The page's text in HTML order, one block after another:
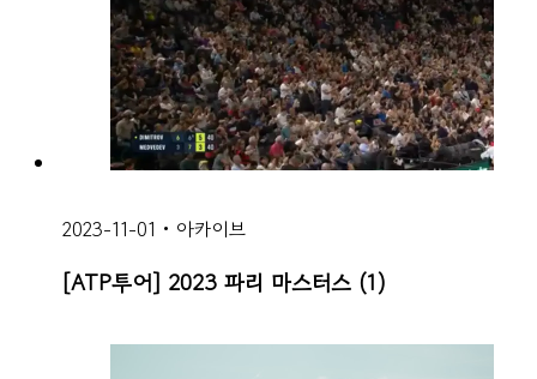
2023-11-01 • 아카이브
[ATP투어] 2023 파리 마스터스 (1)